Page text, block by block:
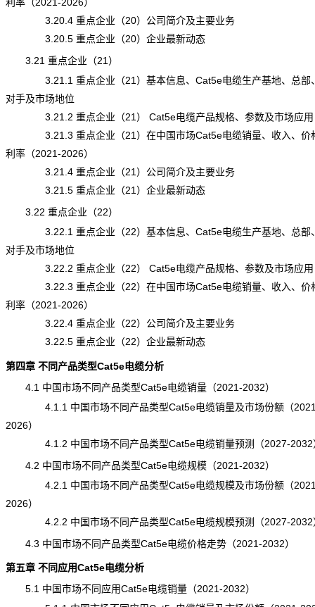
3.20.4 重点企业（20）公司简介及主要业务
3.20.5 重点企业（20）企业最新动态
3.21 重点企业（21）
3.21.1 重点企业（21）基本信息、Cat5e电缆生产基地、总部
对手及市场地位
3.21.2 重点企业（21） Cat5e电缆产品规格、参数及市场应用
3.21.3 重点企业（21）在中国市场Cat5e电缆销量、收入、价
利率（2021-2026）
3.21.4 重点企业（21）公司简介及主要业务
3.21.5 重点企业（21）企业最新动态
3.22 重点企业（22）
3.22.1 重点企业（22）基本信息、Cat5e电缆生产基地、总部
对手及市场地位
3.22.2 重点企业（22） Cat5e电缆产品规格、参数及市场应用
3.22.3 重点企业（22）在中国市场Cat5e电缆销量、收入、价
利率（2021-2026）
3.22.4 重点企业（22）公司简介及主要业务
3.22.5 重点企业（22）企业最新动态
第四章 不同产品类型Cat5e电缆分析
4.1 中国市场不同产品类型Cat5e电缆销量（2021-2032）
4.1.1 中国市场不同产品类型Cat5e电缆销量及市场份额（
2026）
4.1.2 中国市场不同产品类型Cat5e电缆销量预测
（2027-2032
4.2 中国市场不同产品类型Cat5e电缆规模（2021-2032）
4.2.1 中国市场不同产品类型Cat5e电缆规模及市场份额（
2026）
4.2.2 中国市场不同产品类型Cat5e电缆规模预测（2027-2032
4.3 中国市场不同产品类型Cat5e电缆价格走势（2021-2032）
第五章 不同应用Cat5e电缆分析
5.1 中国市场不同应用Cat5e电缆销量（2021-2032）